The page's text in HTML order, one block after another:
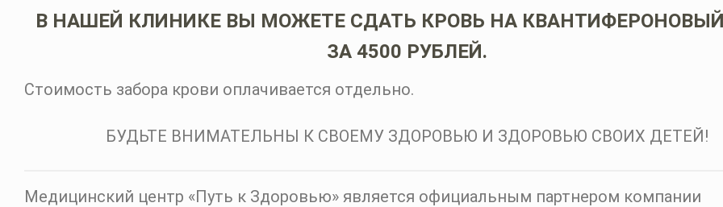
В НАШЕЙ КЛИНИКЕ ВЫ МОЖЕТЕ СДАТЬ КРОВЬ НА
ЗА 4500 РУБЛЕЙ.
Стоимость забора крови оплачивается отдельно.
БУДЬТЕ ВНИМАТЕЛЬНЫ К СВОЕМУ ЗДОРОВЬЮ И ЗДОРОВЬЮ СВОИХ ДЕТЕЙ!
Медицинский центр «Путь к Здоровью» является официальным партнером компании